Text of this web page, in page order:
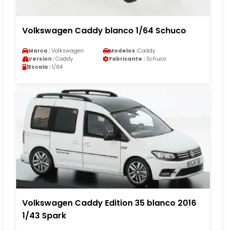
Volkswagen Caddy blanco 1/64 Schuco
Marca : Volkswagen Modelos :Caddy
Version : Caddy Fabricante : Schuco
Escala : 1/64
Volkswagen Caddy Edition 35 blanco 2016
1/43 Spark